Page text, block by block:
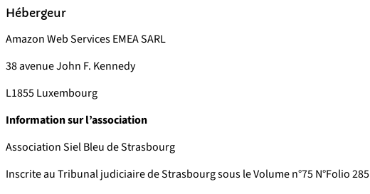
Hébergeur
Amazon Web Services EMEA SARL
38 avenue John F. Kennedy
L1855 Luxembourg
Information sur l’association
Association Siel Bleu de Strasbourg
Inscrite au Tribunal judiciaire de Strasbourg sous le Volume n°75 N°Folio 285